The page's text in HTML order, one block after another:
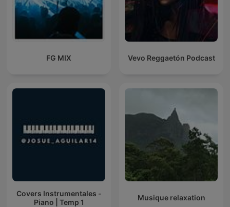
FG MIX Vevo Reggaetón Podcast
Covers Instrumentales -
Piano | Temp 1
Musique relaxation